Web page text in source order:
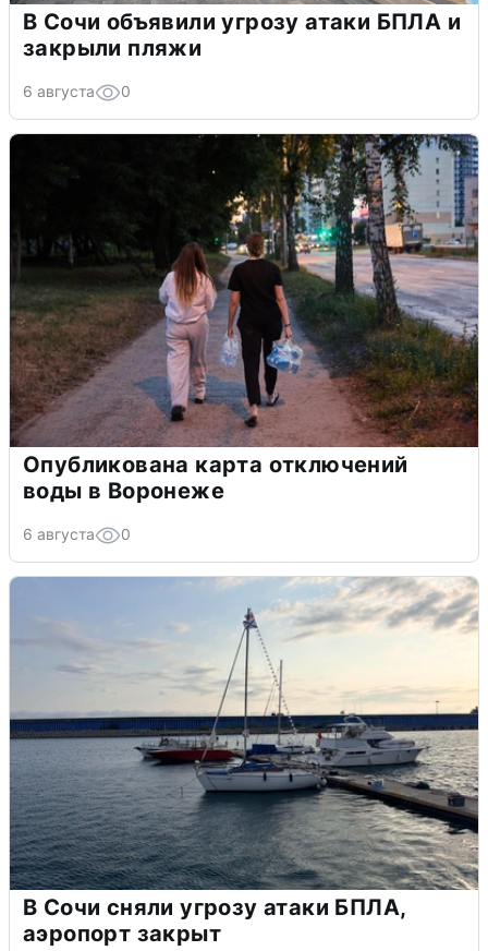
В Сочи объявили угрозу атаки БПЛА и
закрыли пляжи
6 августа 0
Опубликована карта отключений
воды в Воронеже
6 августа 0
В Сочи сняли угрозу атаки БПЛА,
аэропорт закрыт